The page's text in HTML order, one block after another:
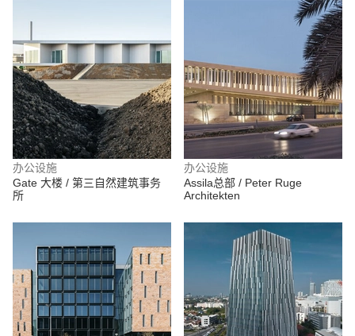
办公设施
Gate 大楼 / 第三自然建筑事务
所
办公设施
Assila总部 / Peter Ruge
Architekten